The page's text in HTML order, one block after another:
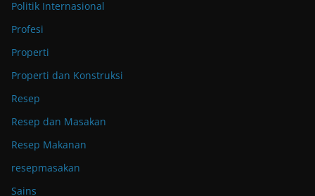
Politik Internasional
Profesi
Properti
Properti dan Konstruksi
Resep
Resep dan Masakan
Resep Makanan
resepmasakan
Sains